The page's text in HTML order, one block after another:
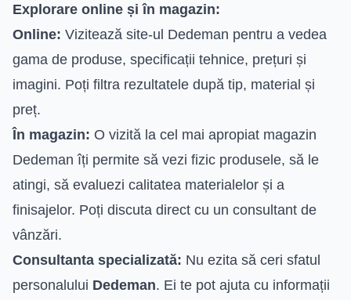
Explorare online și în magazin:
Online: Vizitează site-ul Dedeman pentru a vedea
gama de produse, specificații tehnice, prețuri și
imagini. Poți filtra rezultatele după tip, material și
preț.
În magazin: O vizită la cel mai apropiat magazin
Dedeman îți permite să vezi fizic produsele, să le
atingi, să evaluezi calitatea materialelor și a
finisajelor. Poți discuta direct cu un consultant de
vânzări.
Consultanta specializată: Nu ezita să ceri sfatul
personalului Dedeman. Ei te pot ajuta cu informații